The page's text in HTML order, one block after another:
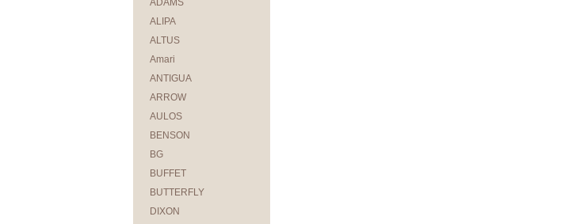
ADAMS
ALIPA
ALTUS
Amari
ANTIGUA
ARROW
AULOS
BENSON
BG
BUFFET
BUTTERFLY
DIXON